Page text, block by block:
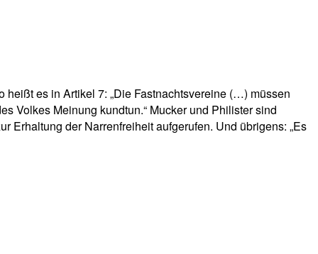
heißt es in Artikel 7: „Die Fastnachtsvereine (…) müssen
Volkes Meinung kundtun.“ Mucker und Philister sind
Erhaltung der Narrenfreiheit aufgerufen. Und übrigens: „Es